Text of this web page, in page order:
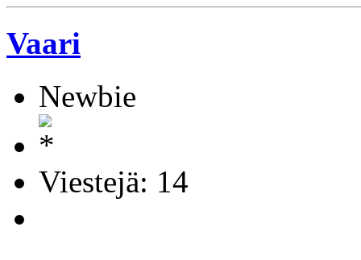
Vaari
Newbie
Viestejä: 14